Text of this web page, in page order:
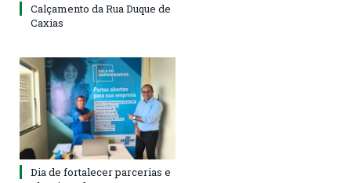
Calçamento da Rua Duque de
Caxias
Dia de fortalecer parcerias e